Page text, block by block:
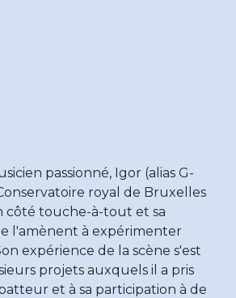
passionné, Igor (alias G-
royal de Bruxelles
côté touche-à-tout et sa
l'amènent à expérimenter
expérience de la scène s'est
projets auxquels il a pris
et à sa participation à de